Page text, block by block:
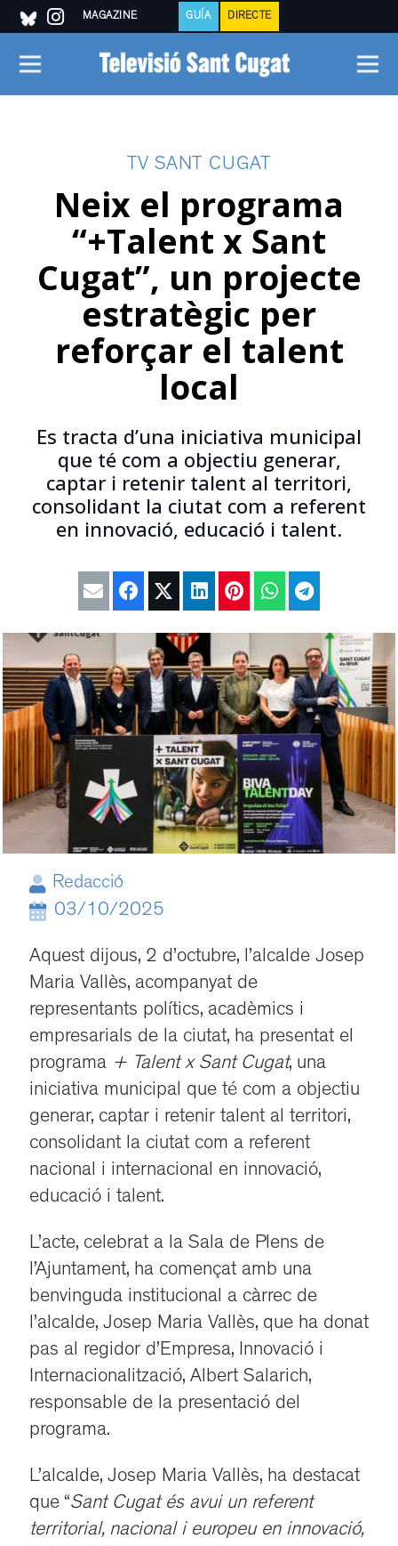
MAGAZINE GUÍA DIRECTE
TV SANT CUGAT
Neix el programa
“+Talent x Sant
Cugat”, un projecte
estratègic per
reforçar el talent
local
Es tracta d’una iniciativa municipal
que té com a objectiu generar,
captar i retenir talent al territori,
consolidant la ciutat com a referent
en innovació, educació i talent.
Redacció
03/10/2025
Aquest dijous, 2 d’octubre, l’alcalde Josep
Maria Vallès, acompanyat de
representants polítics, acadèmics i
empresarials de la ciutat, ha presentat el
programa + Talent x Sant Cugat, una
iniciativa municipal que té com a objectiu
generar, captar i retenir talent al territori,
consolidant la ciutat com a referent
nacional i internacional en innovació,
educació i talent.
L’acte, celebrat a la Sala de Plens de
l’Ajuntament, ha començat amb una
benvinguda institucional a càrrec de
l’alcalde, Josep Maria Vallès, que ha donat
pas al regidor d’Empresa, Innovació i
Internacionalització, Albert Salarich,
responsable de la presentació del
programa.
L’alcalde, Josep Maria Vallès, ha destacat
que “Sant Cugat és avui un referent
territorial, nacional i europeu en innovació,